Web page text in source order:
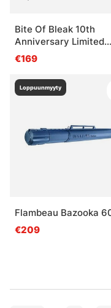
Bite Of Bleak 10th
Anniversary Limited
Edition
€169
Loppuunmyyty
Flambeau Bazooka
€209